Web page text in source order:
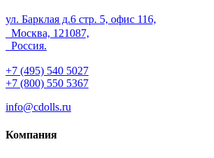
ул. Барклая д.6 стр. 5, офис 116,
Москва, 121087,
Россия.
+7 (495) 540 5027
+7 (800) 550 5367
info@cdolls.ru
Компания